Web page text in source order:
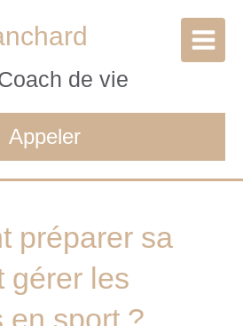
de vie
Appeler
préparer sa
gérer les
en sport ?